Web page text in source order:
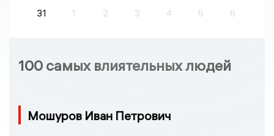
31 1 2 3 4 5 6
100 самых влиятельных людей
Мошуров Иван Петрович